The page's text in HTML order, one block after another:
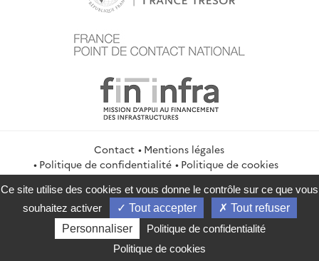
Contact
Mentions légales
Politique de confidentialité
Politique de cookies
Gestion des cookies
Flux RSS
service-public.gouv.fr
legifrance.gouv.fr
info.gouv.fr
data.gouv.fr
2026 Direction générale du Trésor
Ce site utilise des cookies et vous donne le contrôle sur ce que vous
souhaitez activer
Tout accepter
Tout refuser
Personnaliser
Politique de confidentialité
Politique de cookies